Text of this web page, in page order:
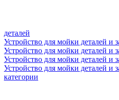
деталей
Устройство для мойки деталей и
Устройство для мойки деталей и
Устройство для мойки деталей и
Устройство для мойки деталей и
категории